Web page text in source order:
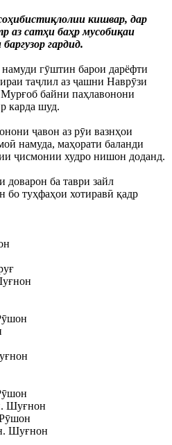
кишвар, дар
аз сатҳи баҳр мусобиқаи
гардид.
гӯштин барои дарёфти
таҷлил аз ҷашни Наврӯзи
байни паҳлавонони
карда шуд.
ҷавон аз рӯи вазнҳои
намуда, маҳорати баланди
ҷисмонии худро нишон доданд.
доварон ба таври зайл
бо туҳфаҳои хотиравӣ қадр
Шуғнон
Шуғнон